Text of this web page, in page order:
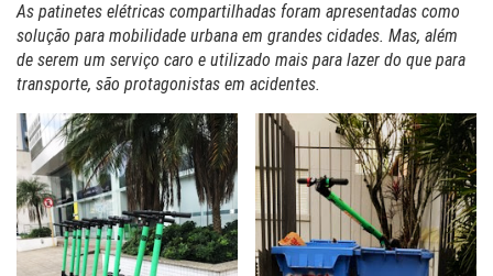
As patinetes elétricas compartilhadas foram apresentadas como
solução para mobilidade urbana em grandes cidades. Mas, além
de serem um serviço caro e utilizado mais para lazer do que para
transporte, são protagonistas em acidentes.